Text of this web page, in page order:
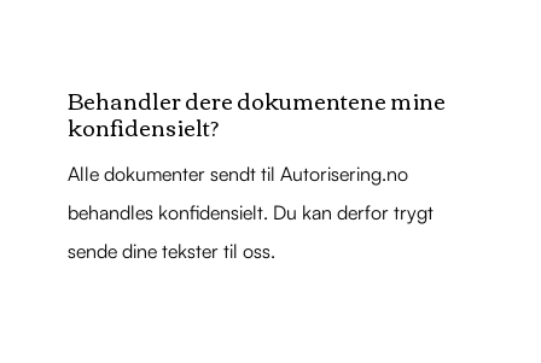
Behandler dere dokumentene mine
konfidensielt?
Alle dokumenter sendt til Autorisering.no
behandles konfidensielt. Du kan derfor trygt
sende dine tekster til oss.